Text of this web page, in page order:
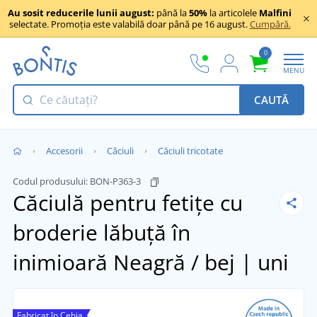
Au sosit reducerile lunii august: până la50% la articolele Malfini
selectate. Promoția este valabilă doar până pe 16 august.Cumpără.
0
MENU
CAUTĂ
Accesorii Căciuli Căciuli tricotate
Codul produsului: BON-P363-3
Căciulă pentru fetițe cu
broderie lăbuță în
inimioară Neagră / bej | uni